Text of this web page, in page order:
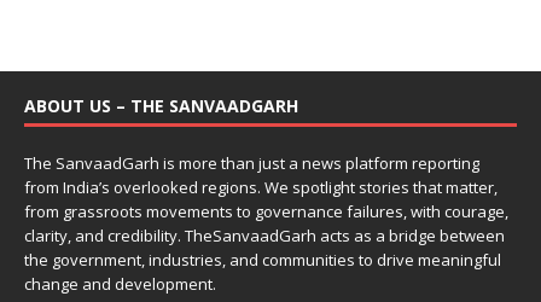
ABOUT US – THE SANVAADGARH
The SanvaadGarh is more than just a news platform reporting
from India’s overlooked regions. We spotlight stories that matter,
from grassroots movements to governance failures, with courage,
clarity, and credibility. TheSanvaadGarh acts as a bridge between
the government, industries, and communities to drive meaningful
change and development.